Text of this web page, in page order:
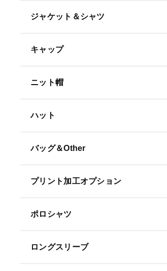
ジャケット＆シャツ
キャップ
ニット帽
ハット
バッグ＆Other
プリント加工オプション
ポロシャツ
ロングスリーブ